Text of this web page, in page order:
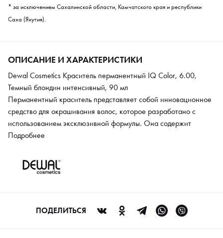
* за исключением Сахалинской области, Камчатского края и республики
Саха (Якутия).
ОПИСАНИЕ И ХАРАКТЕРИСТИКИ
Dewal Cosmetics Краситель перманентный IQ Color, 6.00,
Темный блондин интенсивный, 90 мл
Перманентный краситель представляет собой инновационное
средство для окрашивания волос, которое разработано с
использованием эксклюзивной формулы. Она содержит
минимальное количество аммиака, что делает процесс
протеины риса и шёлка, которые обеспечивают надежное и
длительное закрепление цвета. Благодаря этим компонентам,
Волосы остаются шелковистыми и блестящими, что
подчеркивает их естественную красоту и здоровый вид.
Подробнее
ПОДЕЛИТЬСЯ